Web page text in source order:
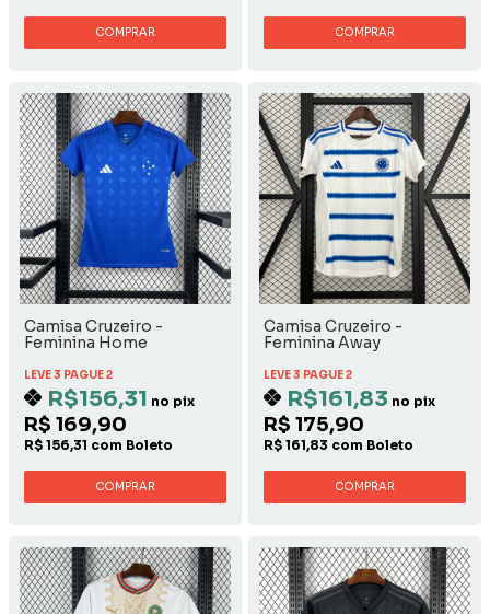
COMPRAR COMPRAR
Camisa Cruzeiro -
Feminina Home
LEVE 3 PAGUE 2
R$156,31 no pix
R$ 169,90
R$ 156,31 com Boleto
COMPRAR
Camisa Cruzeiro -
Feminina Away
LEVE 3 PAGUE 2
R$161,83 no pix
R$ 175,90
R$ 161,83 com Boleto
COMPRAR